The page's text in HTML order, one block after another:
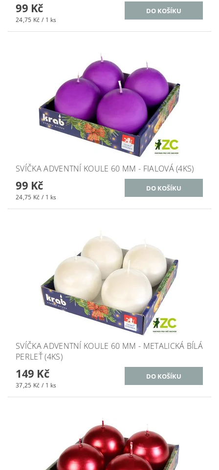
99 Kč
24,75 Kč / 1 ks
SVÍČKA ADVENTNÍ KOULE 60 MM - FIALOVÁ (4KS)
99 Kč
24,75 Kč / 1 ks
SVÍČKA ADVENTNÍ KOULE 60 MM - METALICKÁ BÍLÁ
PERLEŤ (4KS)
149 Kč
37,25 Kč / 1 ks